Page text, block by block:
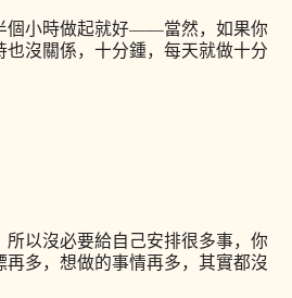
個小時做起就好——當然，如果你
沒關係，十分鍾，每天就做十分
以沒必要給自己安排很多事，你
多，想做的事情再多，其實都沒